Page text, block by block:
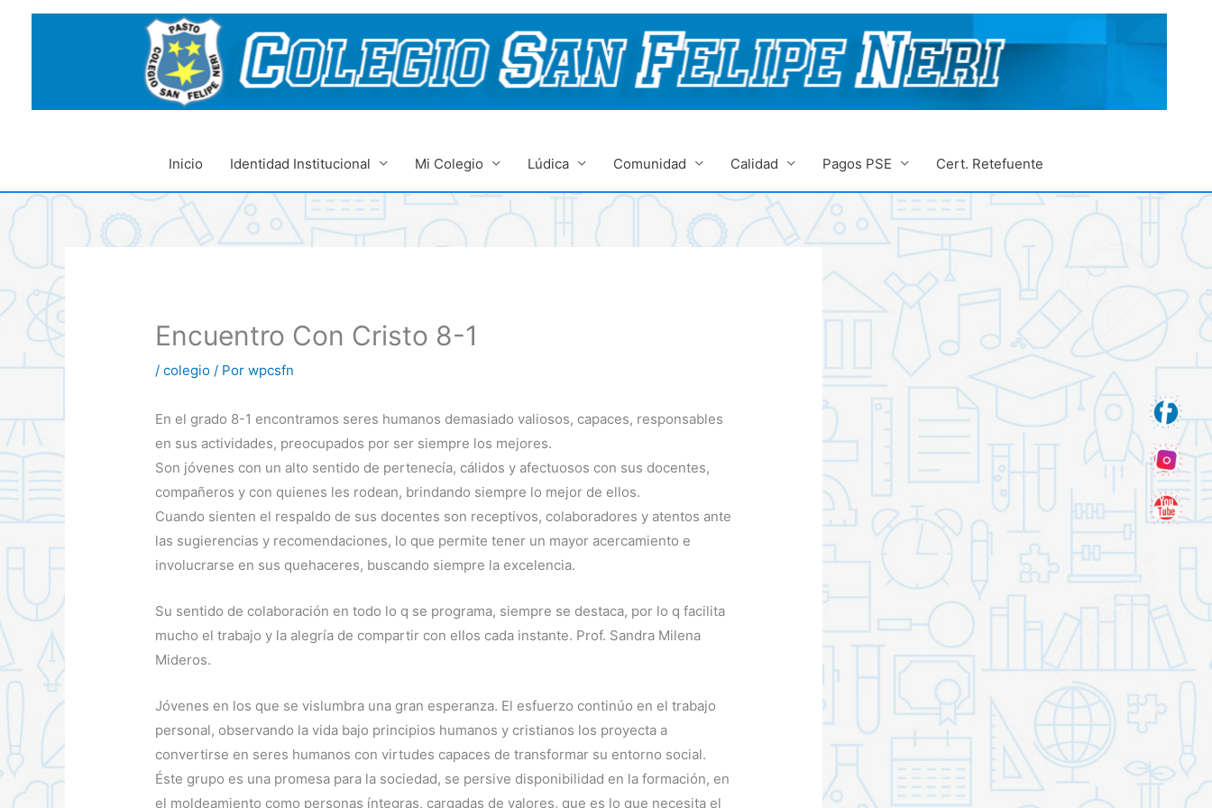
Inicio Identidad Institucional Mi Colegio Lúdica Comunidad Calidad Pagos PSE Cert. Retefuente
Encuentro Con Cristo 8-1
/colegio / Porwpcsfn
En el grado 8-1 encontramos seres humanos demasiado valiosos, capaces, responsables
en sus actividades, preocupados por ser siempre los mejores.
Son jóvenes con un alto sentido de pertenecía, cálidos y afectuosos con sus docentes,
compañeros y con quienes les rodean, brindando siempre lo mejor de ellos.
Cuando sienten el respaldo de sus docentes son receptivos, colaboradores y atentos ante
las sugierencias y recomendaciones, lo que permite tener un mayor acercamiento e
involucrarse en sus quehaceres, buscando siempre la excelencia.
Su sentido de colaboración en todo lo q se programa, siempre se destaca, por lo q facilita
mucho el trabajo y la alegría de compartir con ellos cada instante. Prof. Sandra Milena
Mideros.
Jóvenes en los que se vislumbra una gran esperanza. El esfuerzo continúo en el trabajo
personal, observando la vida bajo principios humanos y cristianos los proyecta a
convertirse en seres humanos con virtudes capaces de transformar su entorno social.
Éste grupo es una promesa para la sociedad, se persive disponibilidad en la formación, en
el moldeamiento como personas íntegras, cargadas de valores, que es lo que necesita el